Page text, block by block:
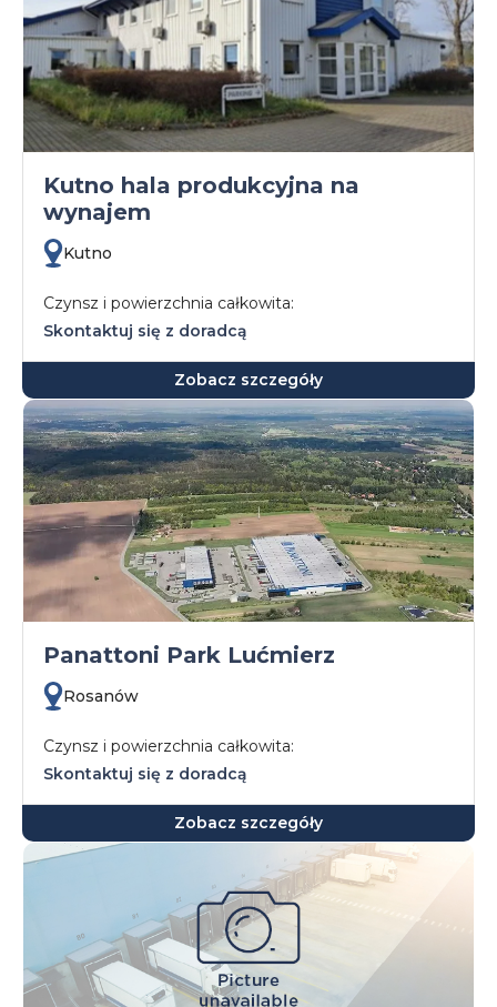
Kutno hala produkcyjna na
wynajem
Kutno
Czynsz i powierzchnia całkowita:
Skontaktuj się z doradcą
Zobacz szczegóły
Panattoni Park Lućmierz
Rosanów
Czynsz i powierzchnia całkowita:
Skontaktuj się z doradcą
Zobacz szczegóły